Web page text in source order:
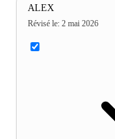
ALEX
Révisé le: 2 mai 2026